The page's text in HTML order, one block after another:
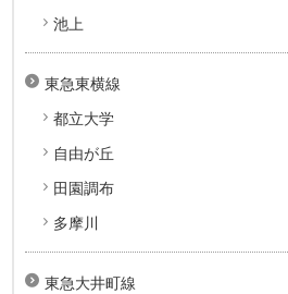
池上
東急東横線
都立大学
自由が丘
田園調布
多摩川
東急大井町線